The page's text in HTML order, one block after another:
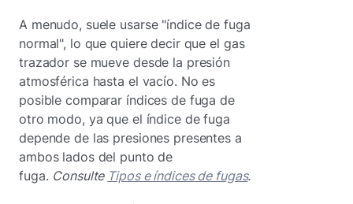
A menudo, suele usarse "índice de fuga
normal", lo que quiere decir que el gas
trazador se mueve desde la presión
atmosférica hasta el vacío. No es
posible comparar índices de fuga de
otro modo, ya que el índice de fuga
depende de las presiones presentes a
ambos lados del punto de
fuga. Consulte Tipos e índices de fugas.